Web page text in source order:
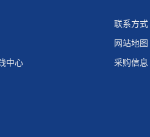
中心
联系方式
网站地图
采购信息